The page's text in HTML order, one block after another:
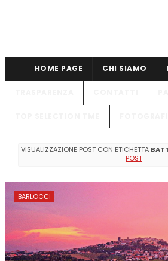
HOME PAGE CHI SIAMO
VISUALIZZAZIONE POST CON ETICHETTA
POST
BARLOCCI